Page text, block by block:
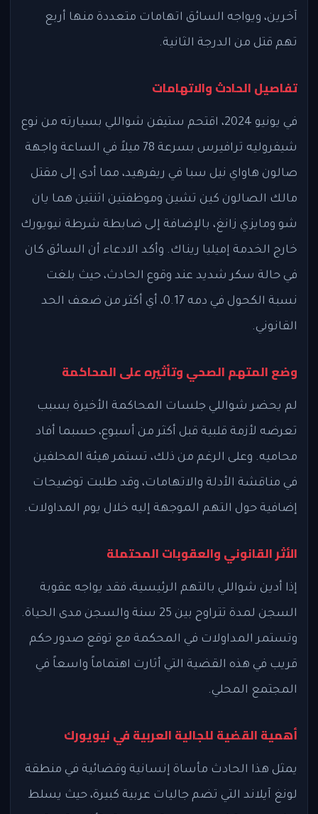
آخرين، ويواجه السائق اتهامات متعددة منها أربع
تهم قتل من الدرجة الثانية.
تفاصيل الحادث والاتهامات
في يونيو 2024، اقتحم ستيفن شواللي بسيارته من نوع
شيفروليه ترافيرس بسرعة 78 ميلاً في الساعة واجهة
صالون هاواي نيل سبا في ريفرهيد، مما أدى إلى مقتل
مالك الصالون كين تشين وموظفتين اثنتين هما يان
شو ومايزي زانغ، بالإضافة إلى ضابطة شرطة نيويورك
خارج الخدمة إميليا ريناك. وأكد الادعاء أن السائق كان
في حالة سكر شديد عند وقوع الحادث، حيث بلغت
نسبة الكحول في دمه 0.17، أي أكثر من ضعف الحد
القانوني.
وضع المتهم الصحي وتأثيره على المحاكمة
لم يحضر شواللي جلسات المحاكمة الأخيرة بسبب
تعرضه لأزمة قلبية قبل أكثر من أسبوع، حسبما أفاد
محاميه. وعلى الرغم من ذلك، تستمر هيئة المحلفين
في مناقشة الأدلة والاتهامات، وقد طلبت توضيحات
إضافية حول التهم الموجهة إليه خلال يوم المداولات.
الأثر القانوني والعقوبات المحتملة
إذا أدين شواللي بالتهم الرئيسية، فقد يواجه عقوبة
السجن لمدة تتراوح بين 25 سنة والسجن مدى الحياة.
وتستمر المداولات في المحكمة مع توقع صدور حكم
قريب في هذه القضية التي أثارت اهتماماً واسعاً في
المجتمع المحلي.
أهمية القضية للجالية العربية في نيويورك
يمثل هذا الحادث مأساة إنسانية وقضائية في منطقة
لونغ آيلاند التي تضم جاليات عربية كبيرة، حيث يسلط